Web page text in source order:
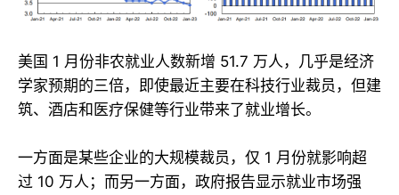
美国 1 月份非农就业人数新增 51.7 万人，几乎是经济
学家预期的三倍，即使最近主要在科技行业裁员，但建
筑、酒店和医疗保健等行业带来了就业增长。
一方面是某些企业的大规模裁员，仅 1 月份就影响超
过 10 万人；而另一方面，政府报告显示就业市场强